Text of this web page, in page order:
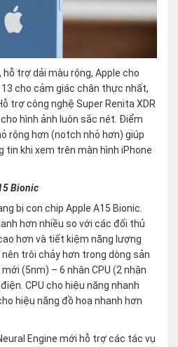
hỗ trợ dải màu rộng, Apple cho
cho cảm giác chân thực nhất,
trợ công nghệ Super Renita XDR
hình ảnh luôn sắc nét. Điểm
rộng hơn (notch nhỏ hơn) giúp
khi xem trên màn hình iPhone
Bionic
bị con chip Apple A15 Bionic.
hơn nhiều so với các đối thủ
hơn và tiết kiệm năng lượng
trôi chảy hơn trong dòng sản
(5nm) – 6 nhân CPU (2 nhận
CPU cho hiệu năng nhanh
hiệu năng đồ hoạ nhanh hơn
Engine mới hỗ trợ các tác vụ